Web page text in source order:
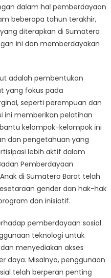
Sumatera
Barat
dalam hal pemberdayaan
beberapa tahun terakhir,
diterapkan di Sumatera
ini dan memberdayakan
adalah pembentukan
yang fokus pada
seperti perempuan dan
ini memberikan pelatihan
kelompok-kelompok ini
dan pengetahuan yang
lebih aktif dalam
Pemberdayaan
di Sumatera Barat telah
gender dan hak-hak
dan inisiatif.
pemberdayaan sosial
teknologi untuk
menyediakan akses
daya. Misalnya, penggunaan
telah berperan penting